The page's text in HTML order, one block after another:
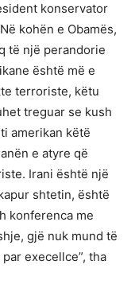
konservator
kohën e Obamës,
të një perandorie
është më e
terroriste, këtu
treguar se kush
amerikan këtë
e atyre që
Irani është një
shtetin, është
konferenca me
gjë nuk mund të
execellce”, tha